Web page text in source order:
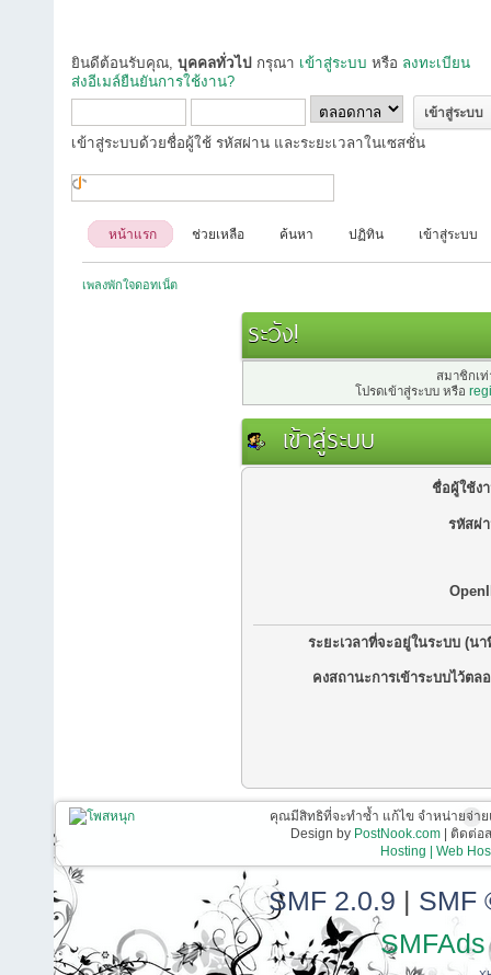
ยินดีต้อนรับคุณ, บุคคลทั่วไป กรุณา เข้าสู่ระบบ หรือ ลงทะเบียน
ส่งอีเมล์ยืนยันการใช้งาน?
เข้าสู่ระบบด้วยชื่อผู้ใช้ รหัสผ่าน และระยะเวลาในเซสชั่น
หน้าแรก ช่วยเหลือ ค้นหา ปฏิทิน เข้าสู่ระบบ
เพลงพักใจดอทเน็ต
ระวัง!
สมาชิกเ
โปรดเข้าสู่ระบบ หรือ
เข้าสู่ระบบ
ชื่อผู้ใช้ง
รหัสผ่
ระยะเวลาที่จะอยู่ในระบบ (นา
คงสถานะการเข้าระบบไว้ตล
คุณมีสิทธิที่จะทำซ้ำ แก้ไข จำหน่ายจ่า
Design by PostNook.com| ติดต่อส
Hosting | Web
SMF 2.0.9 | SMF
SMFAds